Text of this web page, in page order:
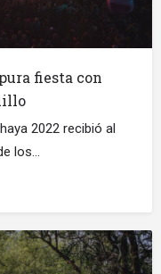
fiesta con
2022 recibió al
los…